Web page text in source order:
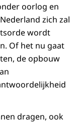
oorlog en
zich zal
wordt
Of het nu gaat
de opbouw
dragen, ook